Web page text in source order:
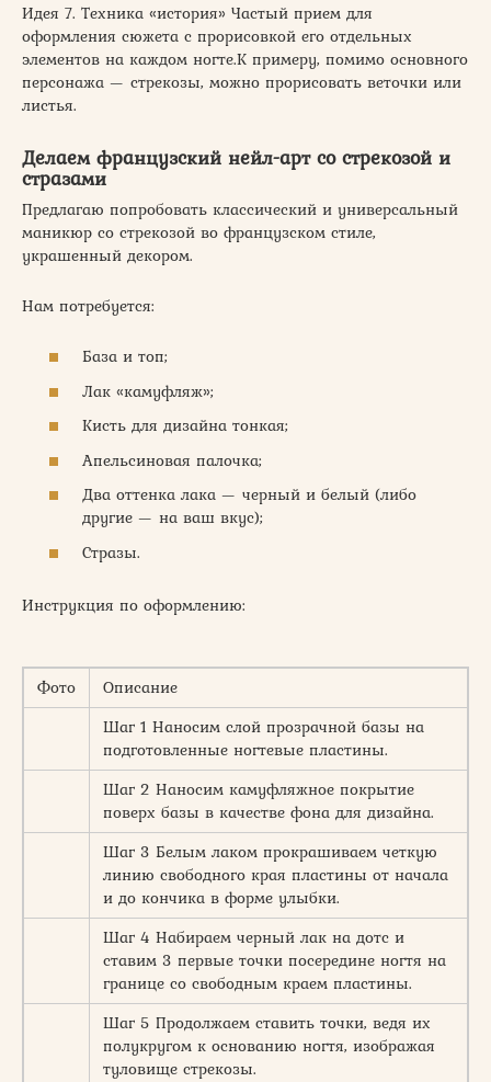
Идея 7. Техника «история» Частый прием для
оформления сюжета с прорисовкой его отдельных
элементов на каждом ногте.К примеру, помимо основного
персонажа — стрекозы, можно прорисовать веточки или
листья.
Делаем французский нейл-арт со стрекозой и
стразами
Предлагаю попробовать классический и универсальный
маникюр со стрекозой во французском стиле,
украшенный декором.
Нам потребуется:
База и топ;
Лак «камуфляж»;
Кисть для дизайна тонкая;
Апельсиновая палочка;
Два оттенка лака — черный и белый (либо
другие — на ваш вкус);
Стразы.
Инструкция по оформлению:
Фото
Описание
Шаг 1 Наносим слой прозрачной базы на
подготовленные ногтевые пластины.
Шаг 2 Наносим камуфляжное покрытие
поверх базы в качестве фона для дизайна.
Шаг 3 Белым лаком прокрашиваем четкую
линию свободного края пластины от начала
и до кончика в форме улыбки.
Шаг 4 Набираем черный лак на дотс и
ставим 3 первые точки посередине ногтя на
границе со свободным краем пластины.
Шаг 5 Продолжаем ставить точки, ведя их
полукругом к основанию ногтя, изображая
туловище стрекозы.